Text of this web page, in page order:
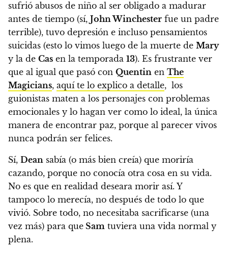
sufrió abusos de niño al ser obligado a madurar
antes de tiempo (sí, John Winchester fue un padre
terrible), tuvo depresión e incluso pensamientos
suicidas (esto lo vimos luego de la muerte de Mary
y la de Cas en la temporada 13). Es frustrante ver
que al igual que pasó con Quentin en The
Magicians, aquí te lo explico a detalle, los
guionistas maten a los personajes con problemas
emocionales y lo hagan ver como lo ideal, la única
manera de encontrar paz, porque al parecer vivos
nunca podrán ser felices.
Sí, Dean sabía (o más bien creía) que moriría
cazando, porque no conocía otra cosa en su vida.
No es que en realidad deseara morir así. Y
tampoco lo merecía, no después de todo lo que
vivió. Sobre todo, no necesitaba sacrificarse (una
vez más) para que Sam tuviera una vida normal y
plena.